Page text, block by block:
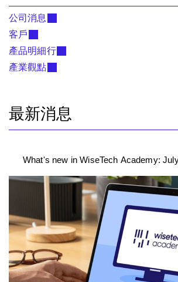
公司消息
客戶
產品明細行
產業觀點
最新消息
What's new in WiseTech Academy: